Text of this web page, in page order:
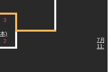
)
3
2
7月